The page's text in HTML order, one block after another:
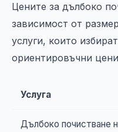
Цените за дълбоко
зависимост от
услуги, които
ориентировъчни
Услуга
Дълбоко почистване